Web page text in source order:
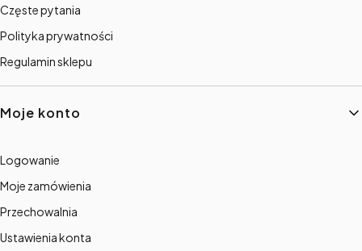
Częste pytania
Polityka prywatności
Regulamin sklepu
Moje konto
Logowanie
Moje zamówienia
Przechowalnia
Ustawienia konta